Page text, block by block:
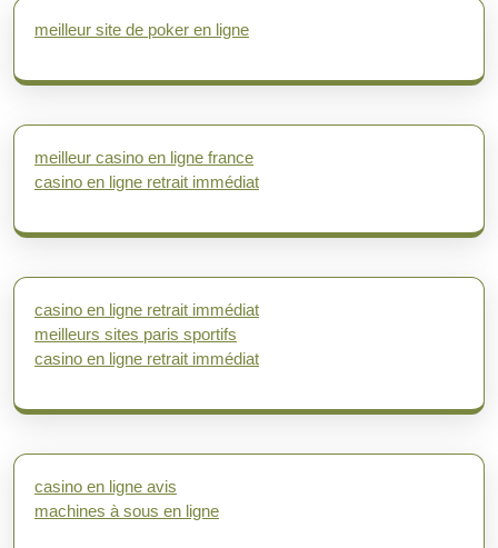
meilleur site de poker en ligne
meilleur casino en ligne france
casino en ligne retrait immédiat
casino en ligne retrait immédiat
meilleurs sites paris sportifs
casino en ligne retrait immédiat
casino en ligne avis
machines à sous en ligne